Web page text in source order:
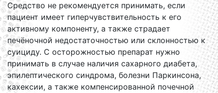
Средство не рекомендуется принимать, если
пациент имеет гиперчувствительность к его
активному компоненту, а также страдает
печёночной недостаточностью или склонностью к
суициду. С осторожностью препарат нужно
принимать в случае наличия сахарного диабета,
эпилептического синдрома, болезни Паркинсона,
кахексии, а также компенсированной почечной